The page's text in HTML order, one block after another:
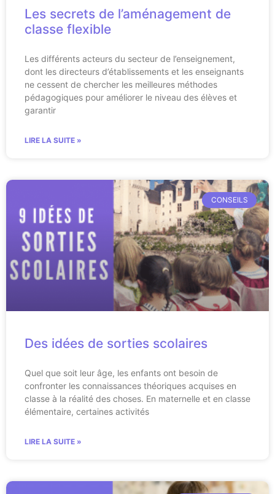
Les secrets de l’aménagement de
classe flexible
Les différents acteurs du secteur de l’enseignement,
dont les directeurs d’établissements et les enseignants
ne cessent de chercher les meilleures méthodes
pédagogiques pour améliorer le niveau des élèves et
garantir
LIRE LA SUITE »
CONSEILS
Des idées de sorties scolaires
Quel que soit leur âge, les enfants ont besoin de
confronter les connaissances théoriques acquises en
classe à la réalité des choses. En maternelle et en classe
élémentaire, certaines activités
LIRE LA SUITE »